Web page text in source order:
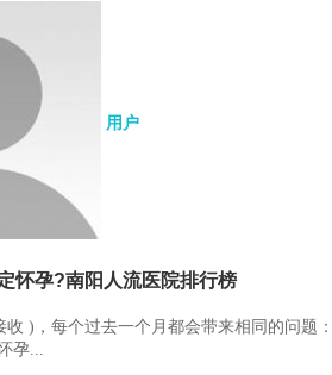
用户
怀孕?南阳人流医院排行榜
收 )，每个过去一个月都会带来相同的问题
孕...